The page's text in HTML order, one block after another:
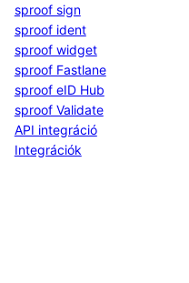
sproof sign
sproof ident
sproof widget
sproof Fastlane
sproof eID Hub
sproof Validate
API integráció
Integrációk